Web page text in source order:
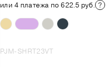
или 4 платежа по 622.5 руб.
PJM-SHRT23VT